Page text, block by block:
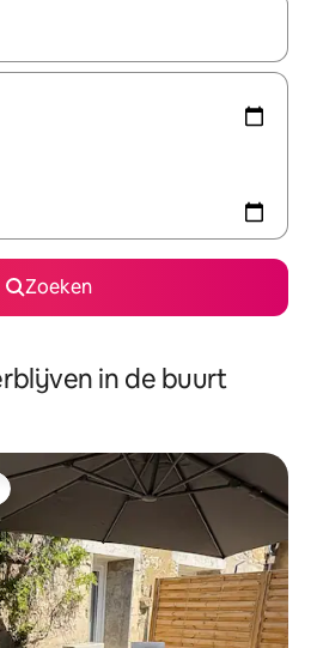
zijn, maak je een keuze
Zoeken
in de buurt